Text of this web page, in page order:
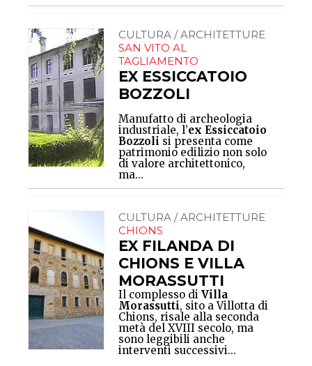
CULTURA / ARCHITETTURE
SAN VITO AL
TAGLIAMENTO
EX ESSICCATOIO
BOZZOLI
Manufatto di archeologia
industriale, l’ex Essiccatoio
Bozzoli si presenta come
patrimonio edilizio non solo
di valore architettonico,
ma...
CULTURA / ARCHITETTURE
CHIONS
EX FILANDA DI
CHIONS E VILLA
MORASSUTTI
Il complesso diVilla
Morassutti, sito a Villotta di
Chions, risale alla seconda
metà del XVIII secolo, ma
sono leggibili anche
interventi successivi...